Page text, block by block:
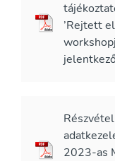
’Rejtett
2023-as